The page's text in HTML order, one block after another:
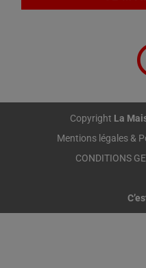
Copyright La
Mentions légales &
CONDITIONS